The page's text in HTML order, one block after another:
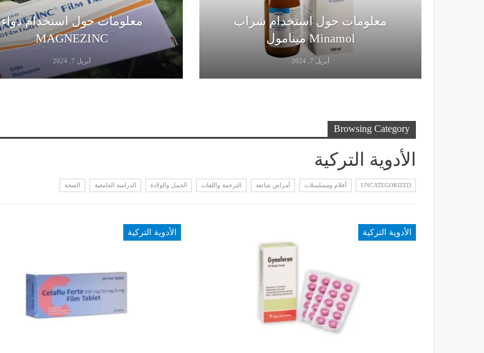
معلومات حول استخدام شراب
Minamol مينامول
أبريل 7, 2024
معلومات حول استخدام دواء
MAGNEZINC
أبريل 7, 2024
Browsing Category
الأدوية التركية
UNCATEGORIZED أفلام ومسلسلات أمراض شائعة الترجمة واللغات الحمل والولادة الدراسة الجامعية الصحة
الأدوية التركية الأدوية التركية